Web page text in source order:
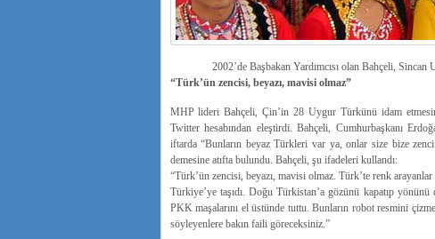
2002’de Başbakan Yardımcısı olan Bahçeli,
“Türk’ün zencisi, beyazı, mavisi olmaz”
MHP lideri Bahçeli, Çin’in 28 Uygur Türkünü idam
Twitter hesabından eleştirdi. Bahçeli, Cumhurbaşkanı
iftarda “Bunların beyaz Türkleri var ya, onlar size bize
demesine atıfta bulundu. Bahçeli, şu ifadeleri kullandı:
“Türk’ün zencisi, beyazı, mavisi olmaz. Türk’te renk
Türkiye’ye taşıdı. Doğu Türkistan’a gözünü kapatıp
PKK maşalarını el üstünde tuttu. Bunların robot resmini
söyleyenlere bakın faili göreceksiniz.”